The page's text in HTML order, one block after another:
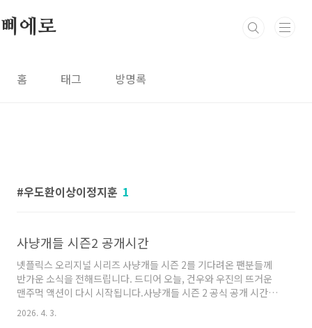
삐에로
홈 태그 방명록
우도환이상이정지훈 1
사냥개들 시즌2 공개시간
넷플릭스 오리지널 시리즈 사냥개들 시즌 2를 기다려온 팬분들께
반가운 소식을 전해드립니다. 드디어 오늘, 건우와 우진의 뜨거운
맨주먹 액션이 다시 시작됩니다.사냥개들 시즌 2 공식 공개 시간사
냥개들 시즌 2는 오늘인 2026년 4월 3일(금) 오후 4시에 넷플릭스
를 통해 전 세계 동시 공개되었습니다.공개 일시: 2026년 4월 3일
2026. 4. 3.